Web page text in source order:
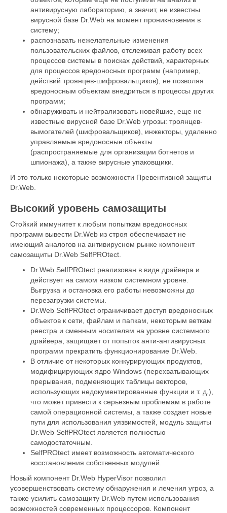
антивирусную лабораторию, а значит, не известны
вирусной базе Dr.Web на момент проникновения в
систему;
распознавать нежелательные изменения
пользовательских файлов, отслеживая работу всех
процессов системы в поисках действий, характерных
для процессов вредоносных программ (например,
действий троянцев-шифровальщиков), не позволяя
вредоносным объектам внедриться в процессы других
программ;
обнаруживать и нейтрализовать новейшие, еще не
известные вирусной базе Dr.Web угрозы: троянцев-
вымогателей (шифровальщиков), инжекторы, удаленно
управляемые вредоносные объекты
(распространяемые для организации ботнетов и
шпионажа), а также вирусные упаковщики.
И это только некоторые возможности Превентивной защиты
Dr.Web.
Высокий уровень самозащиты
Стойкий иммунитет к любым попыткам вредоносных
программ вывести Dr.Web из строя обеспечивает не
имеющий аналогов на антивирусном рынке компонент
самозащиты Dr.Web SelfPROtect.
Dr.Web SelfPROtect реализован в виде драйвера и
действует на самом низком системном уровне.
Выгрузка и остановка его работы невозможны до
перезагрузки системы.
Dr.Web SelfPROtect ограничивает доступ вредоносных
объектов к сети, файлам и папкам, некоторым веткам
реестра и сменным носителям на уровне системного
драйвера, защищает от попыток анти-антивирусных
программ прекратить функционирование Dr.Web.
В отличие от некоторых конкурирующих продуктов,
модифицирующих ядро Windows (перехватывающих
прерывания, подменяющих таблицы векторов,
использующих недокументированные функции и т. д.),
что может привести к серьезным проблемам в работе
самой операционной системы, а также создает новые
пути для использования уязвимостей, модуль защиты
Dr.Web SelfPROtect является полностью
самодостаточным.
SelfPROtect имеет возможность автоматического
восстановления собственных модулей.
Новый компонент Dr.Web HyperVisor позволил
усовершенствовать систему обнаружения и лечения угроз, а
также усилить самозащиту Dr.Web путем использования
возможностей современных процессоров. Компонент